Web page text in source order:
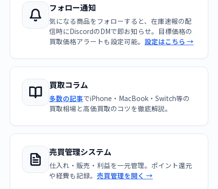
フォロー通知
気になる商品をフォローすると、在庫速報の配
信時にDiscordのDMで即お知らせ。目標価格の
買取価格アラートも設定可能。 設定はこちら →
買取コラム
多数の記事でiPhone・MacBook・Switch等の
買取相場と高価買取のコツを徹底解説。
売買管理システム
仕入れ・販売・利益を一元管理。ポイント還元
や経費も記録。 売買管理を開く →